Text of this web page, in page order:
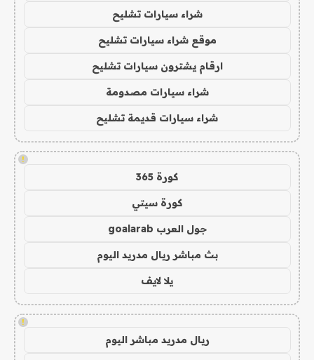
شراء سيارات تشليح
موقع شراء سيارات تشليح
ارقام يشترون سيارات تشليح
شراء سيارات مصدومة
شراء سيارات قديمة تشليح
!
كورة 365
كورة سيتي
جول العرب goalarab
بث مباشر ريال مدريد اليوم
يلا لايف
!
ريال مدريد مباشر اليوم